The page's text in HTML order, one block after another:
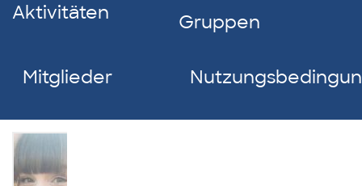
Aktivitäten
Gruppen
Mitglieder